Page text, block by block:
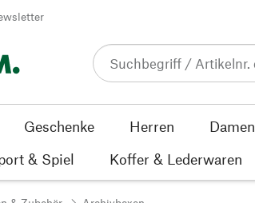
Geschenke Herren Damen
& Spiel
Koffer & Lederwaren